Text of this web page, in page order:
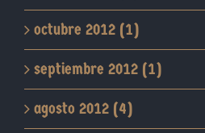
octubre 2012 (1)
septiembre 2012 (1)
agosto 2012 (4)